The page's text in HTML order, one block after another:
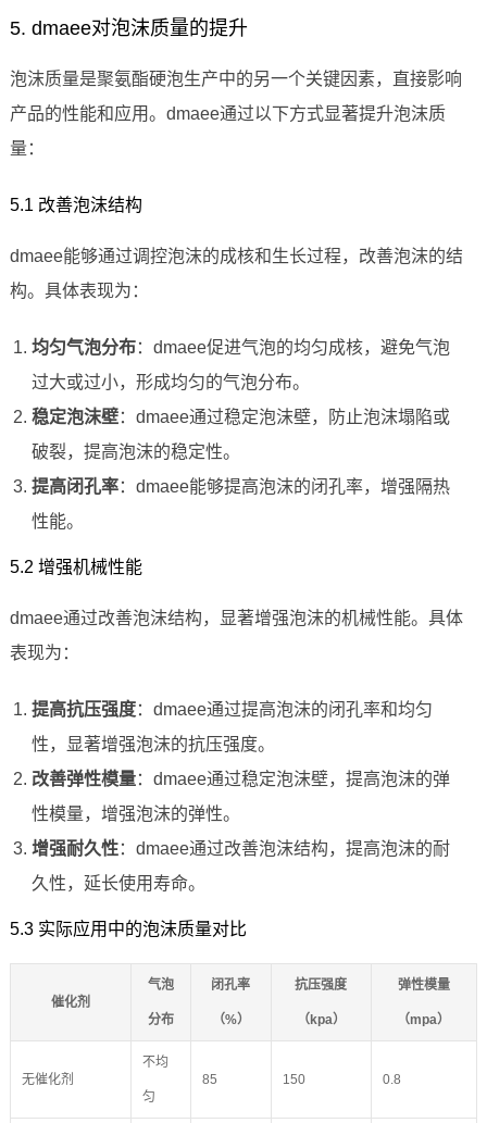
5. dmaee对泡沫质量的提升
泡沫质量是聚氨酯硬泡生产中的另一个关键因素，直接影响
产品的性能和应用。dmaee通过以下方式显著提升泡沫质
量：
5.1 改善泡沫结构
dmaee能够通过调控泡沫的成核和生长过程，改善泡沫的结
构。具体表现为：
均匀气泡分布：dmaee促进气泡的均匀成核，避免气泡
过大或过小，形成均匀的气泡分布。
稳定泡沫壁：dmaee通过稳定泡沫壁，防止泡沫塌陷或
破裂，提高泡沫的稳定性。
提高闭孔率：dmaee能够提高泡沫的闭孔率，增强隔热
性能。
5.2 增强机械性能
dmaee通过改善泡沫结构，显著增强泡沫的机械性能。具体
表现为：
提高抗压强度：dmaee通过提高泡沫的闭孔率和均匀
性，显著增强泡沫的抗压强度。
改善弹性模量：dmaee通过稳定泡沫壁，提高泡沫的弹
性模量，增强泡沫的弹性。
增强耐久性：dmaee通过改善泡沫结构，提高泡沫的耐
久性，延长使用寿命。
5.3 实际应用中的泡沫质量对比
催化剂
气泡
分布
闭孔率
（%）
抗压强度
（kpa）
弹性模量
（mpa）
无催化剂
不均
匀
85 150 0.8